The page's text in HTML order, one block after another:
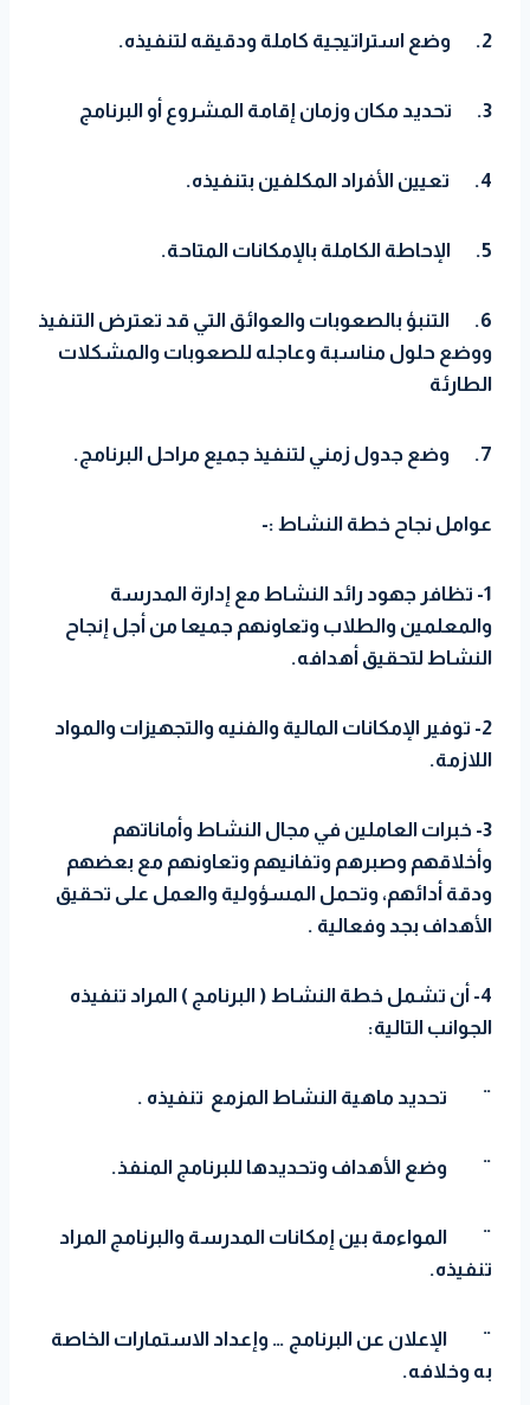
2. وضع استراتيجية كاملة ودقيقه لتنفيذه.
3. تحديد مكان وزمان إقامة المشروع أو البرنامج
4. تعيين الأفراد المكلفين بتنفيذه.
5. الإحاطة الكاملة بالإمكانات المتاحة.
6.
التنبؤ بالصعوبات والعوائق التي قد تعترض التنفيذ
ووضع حلول مناسبة وعاجله للصعوبات والمشكلات
الطارئة
7. وضع جدول زمني لتنفيذ جميع مراحل البرنامج.
عوامل نجاح خطة النشاط :-
1- تظافر جهود رائد النشاط مع إدارة المدرسة
والمعلمين والطلاب وتعاونهم جميعا من أجل إنجاح
النشاط لتحقيق أهدافه.
2- توفير الإمكانات المالية والفنيه والتجهيزات والمواد
اللازمة.
3- خبرات العاملين في مجال النشاط وأماناتهم
وأخلاقهم وصبرهم وتفانيهم وتعاونهم مع بعضهم
ودقة أدائهم، وتحمل المسؤولية والعمل على تحقيق
الأهداف بجد وفعالية .
4- أن تشمل خطة النشاط ( البرنامج ) المراد تنفيذه
الجوانب التالية:
¨ تحديد ماهية النشاط المزمع تنفيذه .
¨ وضع الأهداف وتحديدها للبرنامج المنفذ.
¨
المواءمة بين إمكانات المدرسة والبرنامج المراد
تنفيذه.
¨
الإعلان عن البرنامج … وإعداد الاستمارات الخاصة
به وخلافه.